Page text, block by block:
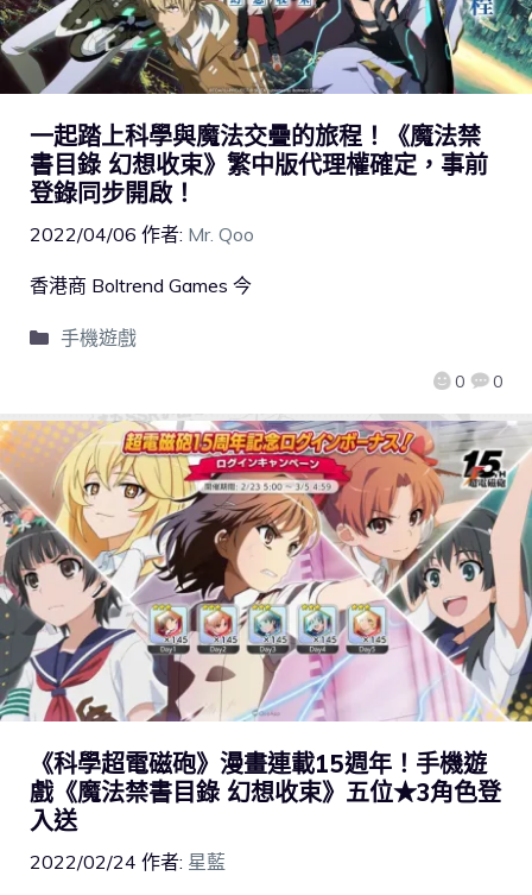
一起踏上科學與魔法交疊的旅程！《魔法禁
書目錄 幻想收束》繁中版代理權確定，事前
登錄同步開啟！
2022/04/06 作者: Mr. Qoo
0 0
香港商 Boltrend Games 今
手機遊戲
《科學超電磁砲》漫畫連載15週年！手機遊
戲《魔法禁書目錄 幻想收束》五位★3角色登
入送
2022/02/24 作者: 星藍